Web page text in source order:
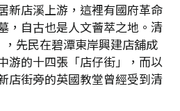
新店溪上游，這裡有國府革命
，自古也是人文薈萃之地。清
先民在碧潭東岸興建店舖成
游的十四張「店仔街」，而以
店街旁的英國教堂曾經受到清